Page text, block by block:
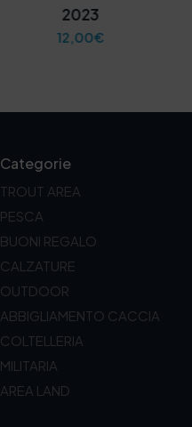
2023
12,00€
Categorie
TROUT AREA
PESCA
BUONI REGALO
CALZATURE
OUTDOOR
ABBIGLIAMENTO CACCIA
COLTELLERIA
MILITARIA
AREA LAND